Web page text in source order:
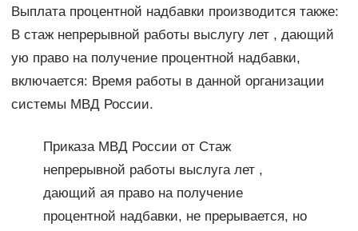
Выплата процентной надбавки производится также:
В стаж непрерывной работы выслугу лет , дающий
ую право на получение процентной надбавки,
включается: Время работы в данной организации
системы МВД России.
Приказа МВД России от Стаж
непрерывной работы выслуга лет ,
дающий ая право на получение
процентной надбавки, не прерывается, но